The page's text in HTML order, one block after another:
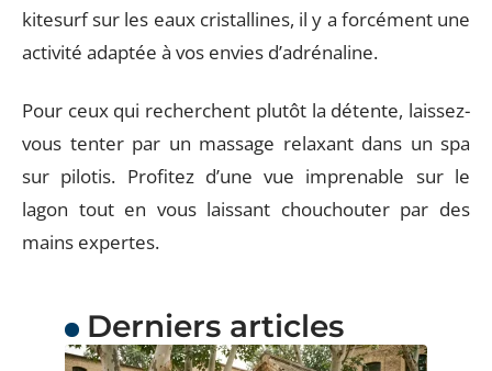
kitesurf sur les eaux cristallines, il y a forcément une
activité adaptée à vos envies d’adrénaline.
Pour ceux qui recherchent plutôt la détente, laissez-
vous tenter par un massage relaxant dans un spa
sur pilotis. Profitez d’une vue imprenable sur le
lagon tout en vous laissant chouchouter par des
mains expertes.
Derniers articles